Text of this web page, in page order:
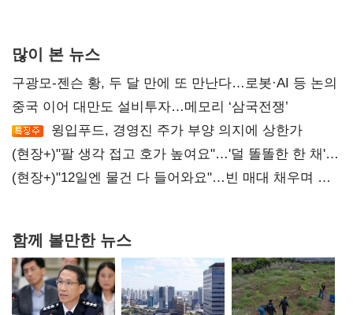
많이 본 뉴스
구광모-젠슨 황, 두 달 만에 또 만난다…로봇·AI 등 논의
중국 이어 대만도 설비투자…메모리 ‘삼국전쟁’
윙입푸드, 경영진 주가 부양 의지에 상한가
(현장+)"팔 생각 접고 호가 높여요"…'덜 똘똘한 한 채'
20억 키맞추기
(현장+)"12일엔 물건 다 들어와요"…빈 매대 채우며 문
함께 볼만한 뉴스